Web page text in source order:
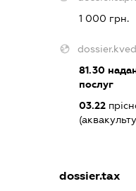
1 000 грн.
81.30
послуг
03.22
dossier.tax